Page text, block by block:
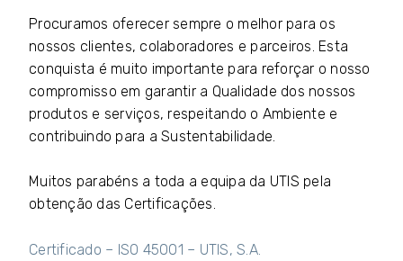
Procuramos oferecer sempre o melhor para os
nossos clientes, colaboradores e parceiros. Esta
conquista é muito importante para reforçar o nosso
compromisso em garantir a Qualidade dos nossos
produtos e serviços, respeitando o Ambiente e
contribuindo para a Sustentabilidade.
Muitos parabéns a toda a equipa da UTIS pela
obtenção das Certificações.
Certificado – ISO 45001 – UTIS, S.A.